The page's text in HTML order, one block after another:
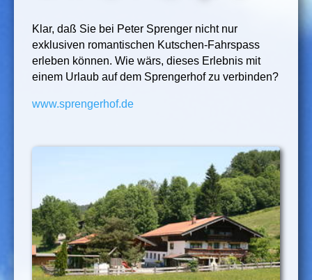
Klar, daß Sie bei Peter Sprenger nicht nur
exklusiven romantischen Kutschen-Fahrspass
erleben können. Wie wärs, dieses Erlebnis mit
einem Urlaub auf dem Sprengerhof zu verbinden?
www.sprengerhof.de